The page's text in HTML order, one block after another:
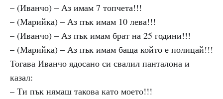
– (Иванчо) – Аз имам 7 топчета!!!
– (Марийка) – Аз пък имам 10 лева!!!
– (Иванчо) – Аз пък имам брат на 25 години!!!
– (Марийка) – Аз пък имам баща който е полицай!!!
Тогава Иванчо ядосано си свалил панталона и
казал:
– Ти пък нямаш такова като моето!!!